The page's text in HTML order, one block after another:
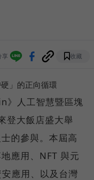
享 收藏
」的正向循環
人工智慧暨區塊
登大飯店盛大舉
的參與。本屆高
應用、NFT 與元
應用、以及台灣